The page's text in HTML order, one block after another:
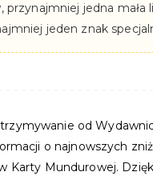
jedna mała
jeden znak
od
o najnowszych
Karty Mundurowej.